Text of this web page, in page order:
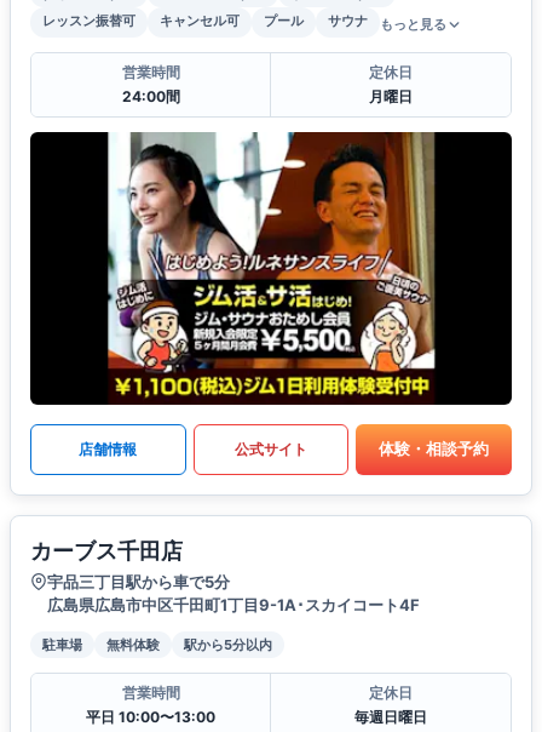
レッスン振替可
キャンセル可 プール サウナ もっと見る
営業時間
24:00間
定休日
月曜日
店舗情報 公式サイト 体験・相談予約
カーブス千田店
宇品三丁目駅から車で5分
広島県広島市中区千田町1丁目9-1A･スカイコート4F
駐車場 無料体験 駅から5分以内
営業時間
平日 10:00〜13:00
定休日
毎週日曜日